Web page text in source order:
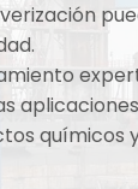
químicos